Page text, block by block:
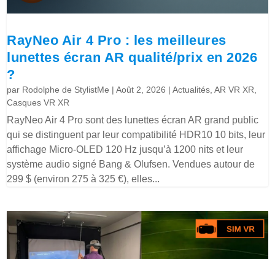
RayNeo Air 4 Pro : les meilleures
lunettes écran AR qualité/prix en 2026
?
par Rodolphe de StylistMe |Août 2, 2026 |Actualités ,AR VR XR
Casques VR XR
RayNeo Air 4 Pro sont des lunettes écran AR grand public
qui se distinguent par leur compatibilité HDR10 10 bits, leur
affichage Micro-OLED 120 Hz jusqu’à 1200 nits et leur
système audio signé Bang & Olufsen. Vendues autour de
299 $ (environ 275 à 325 €), elles...